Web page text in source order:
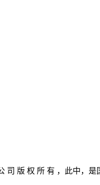
司 版 权 所 有 ，此中，